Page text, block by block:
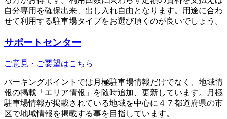
自分専用を確保出来、出し入れ自由となります。用途に合わ
せて利用する駐車場タイプをお選び頂くのが良いでしょう。
サポートセンター
ご意見・ご要望はこちら
パーキングポイントでは月極駐車場情報だけでなく、地域情
報の掲載「エリア情報」を随時追加、更新しています。月極
駐車場情報が掲載されている地域を中心に４７都道府県の市
区で地域情報を掲載する事を目指しています。